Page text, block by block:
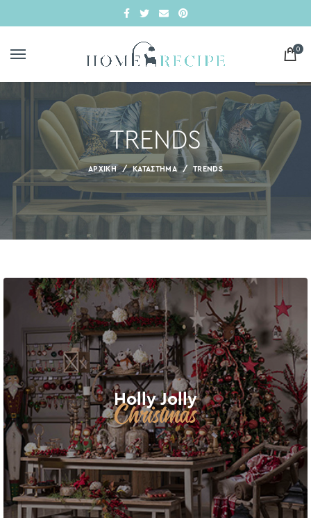
0
TRENDS
ΑΡΧΙΚΗ ΚΑΤΆΣΤΗΜΑ TRENDS
Holly Jolly
Christmas